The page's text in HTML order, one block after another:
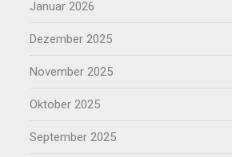
Januar 2026
Dezember 2025
November 2025
Oktober 2025
September 2025